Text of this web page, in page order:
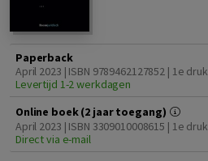
Paperback
April 2023 | ISBN 9789462127852 | 1e druk
Levertijd 1-2 werkdagen
Online boek (2 jaar toegang)
April 2023 | ISBN 3309010008615 | 1e druk
Direct via e-mail